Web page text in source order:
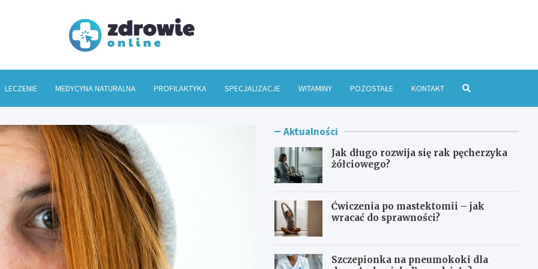
LECZENIE MEDYCYNA NATURALNA PROFILAKTYKA SPECJALIZACJE WITAMINY POZOSTAŁE KONTAKT
Aktualności
Jak długo rozwija się rak pęcherzyka
żółciowego?
Ćwiczenia po mastektomii – jak
wracać do sprawności?
Szczepionka na pneumokoki dla